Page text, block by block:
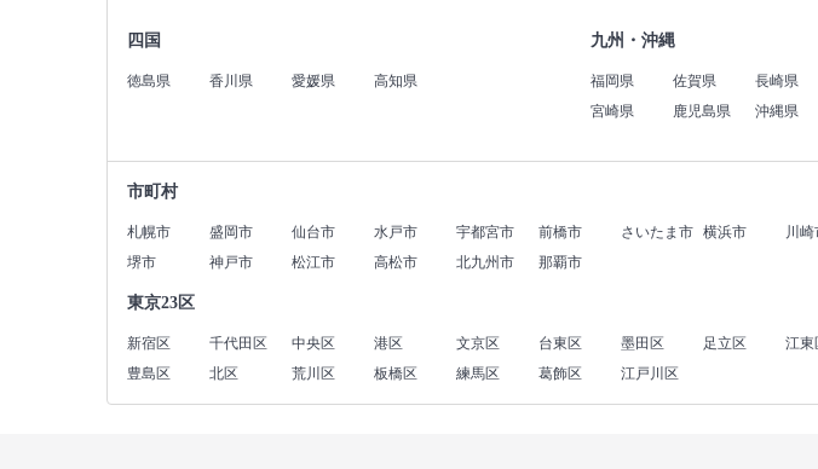
四国
徳島県 香川県 愛媛県 高知県
九州・沖縄
福岡県 佐賀県 長崎県
宮崎県
鹿児島県 沖縄県
市町村
札幌市 盛岡市 仙台市 水戸市 宇都宮市 前橋市 さいたま市 横浜市 川崎
堺市
神戸市 松江市 高松市 北九州市 那覇市
東京23区
新宿区 千代田区 中央区 港区 文京区 台東区 墨田区 足立区 江東
豊島区
北区 荒川区 板橋区 練馬区 葛飾区 江戸川区